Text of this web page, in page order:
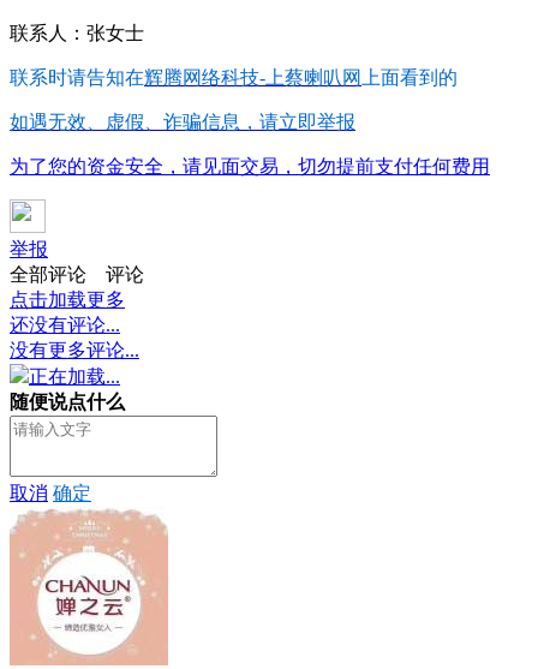
联系人：张女士
联系时请告知在辉腾网络科技-上蔡喇叭网 上面看到的
如遇无效、虚假、诈骗信息，请立即举报
为了您的资金安全，请见面交易，切勿提前支付任何费用
举报
全部评论
评论
点击加载更多
还没有评论...
没有更多评论...
正在加载...
随便说点什么
取消 确定